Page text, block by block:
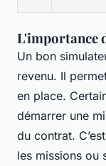
L'importance
Un bon
revenu. Il
en place.
démarrer une
du contrat.
les missions ou